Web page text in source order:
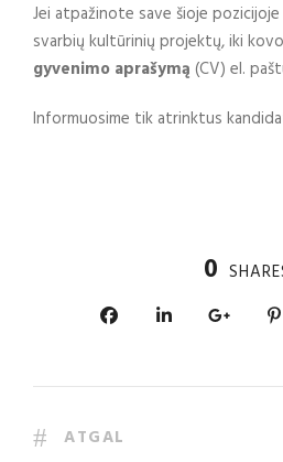
Jei atpažinote save šioje
svarbių kultūrinių projektų, iki
gyvenimo aprašymą (CV) el.
Informuosime tik atrinktus
0
ATGAL